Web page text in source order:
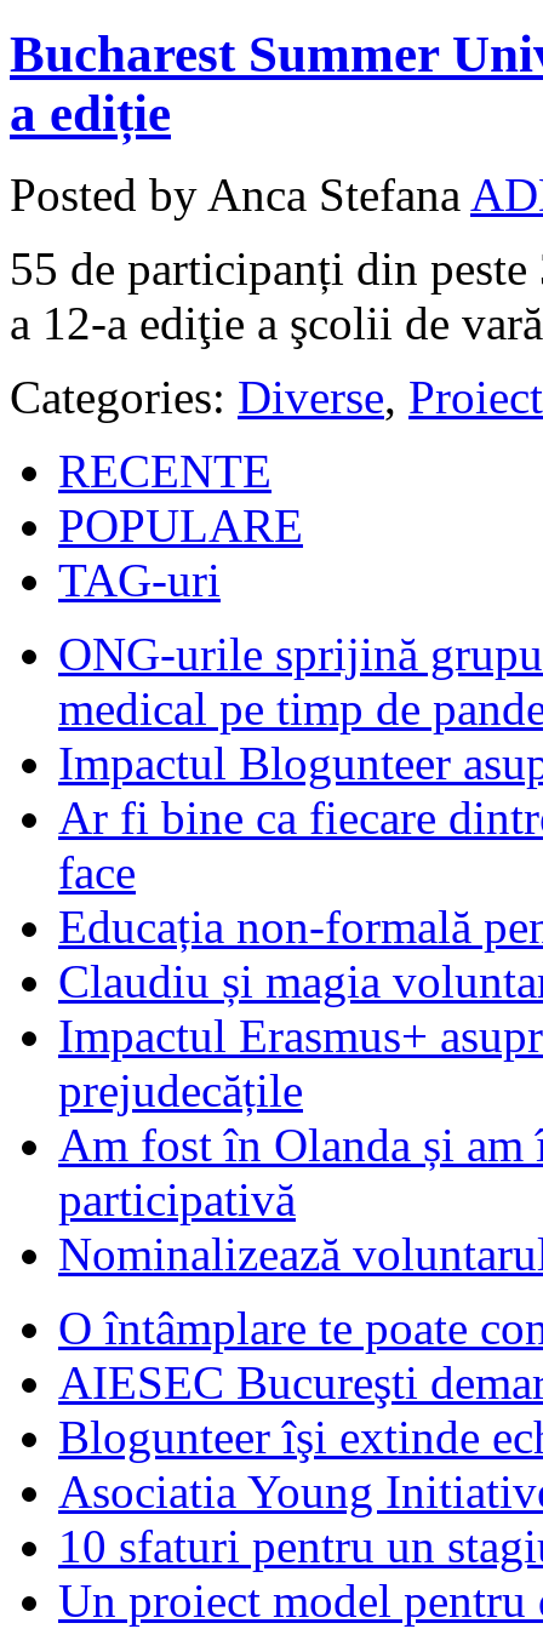
Bucharest Summer
a ediție
Posted by Anca Stefana
55 de participanți din peste
a 12-a ediţie a şcolii de
Categories: Diverse,
RECENTE
POPULARE
TAG-uri
ONG-urile sprijină
medical pe timp de
Impactul Blogunteer
Ar fi bine ca fiecare
face
Educația non-formală
Claudiu și magia
Impactul Erasmus+
prejudecățile
Am fost în Olanda și am
participativă
Nominalizează
O întâmplare te poate
AIESEC Bucureşti
Blogunteer îşi extinde
Asociatia Young
10 sfaturi pentru un
Un proiect model